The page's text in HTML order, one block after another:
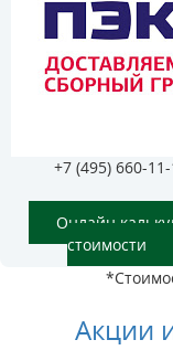
+7 (495) 660-11-
Онлайн
стоимости
Акции